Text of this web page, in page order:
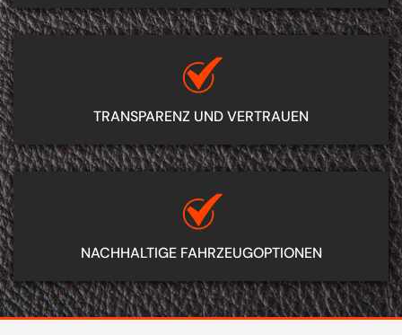
TRANSPARENZ UND VERTRAUEN
NACHHALTIGE FAHRZEUGOPTIONEN